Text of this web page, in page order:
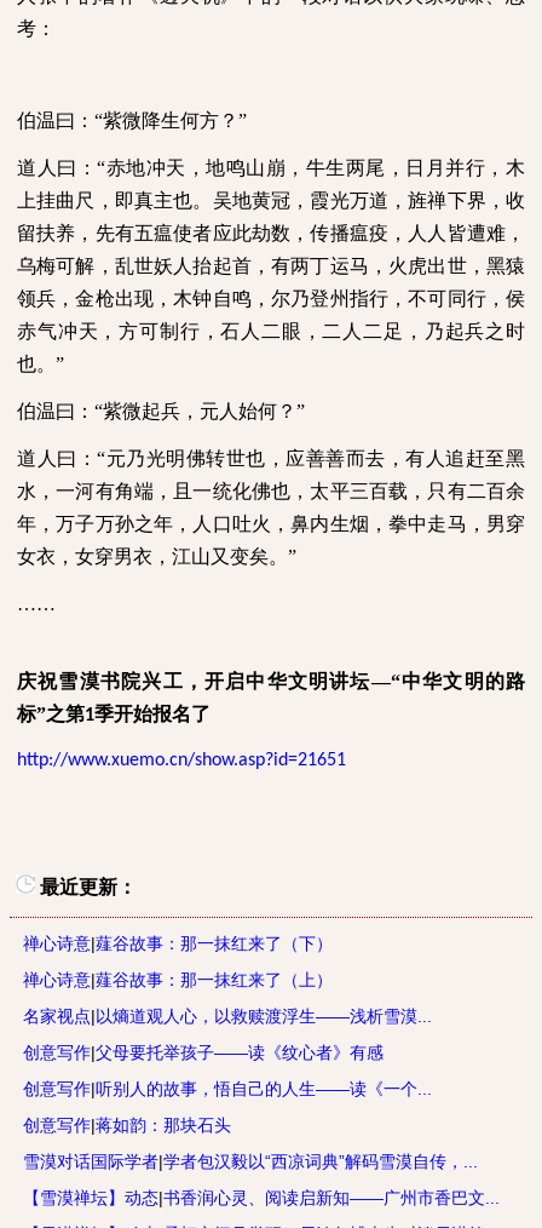
考：
伯温曰：“紫微降生何方？”
道人曰：“赤地冲天，地鸣山崩，牛生两尾，日月并行，木
上挂曲尺，即真主也。吴地黄冠，霞光万道，旌禅下界，收
留扶养，先有五瘟使者应此劫数，传播瘟疫，人人皆遭难，
乌梅可解，乱世妖人抬起首，有两丁运马，火虎出世，黑猿
领兵，金枪出现，木钟自鸣，尔乃登州指行，不可同行，侯
赤气冲天，方可制行，石人二眼，二人二足，乃起兵之时
也。”
伯温曰：“紫微起兵，元人始何？”
道人曰：“元乃光明佛转世也，应善善而去，有人追赶至黑
水，一河有角端，且一统化佛也，太平三百载，只有二百余
年，万子万孙之年，人口吐火，鼻内生烟，拳中走马，男穿
女衣，女穿男衣，江山又变矣。”
……
庆祝雪漠书院兴工，开启中华文明讲坛—“中华文明的路
标”之第1季开始报名了
http://www.xuemo.cn/show.asp?id=21651
最近更新：
禅心诗意|薤谷故事：那一抹红来了（下）
禅心诗意|薤谷故事：那一抹红来了（上）
名家视点|以熵道观人心，以救赎渡浮生——浅析雪漠...
创意写作|父母要托举孩子——读《纹心者》有感
创意写作|听别人的故事，悟自己的人生——读《一个...
创意写作|蒋如韵：那块石头
雪漠对话国际学者|学者包汉毅以“西凉词典”解码雪漠自传，...
【雪漠禅坛】动态|书香润心灵、阅读启新知——广州市香巴文...